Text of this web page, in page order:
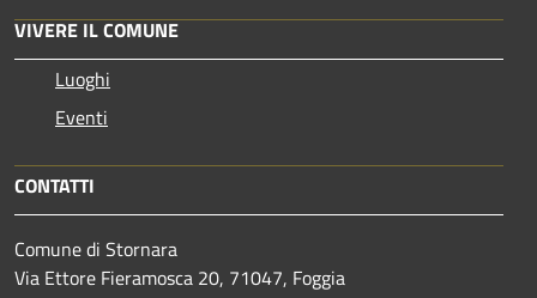
VIVERE IL COMUNE
Luoghi
Eventi
CONTATTI
Comune di Stornara
Via Ettore Fieramosca 20, 71047, Foggia